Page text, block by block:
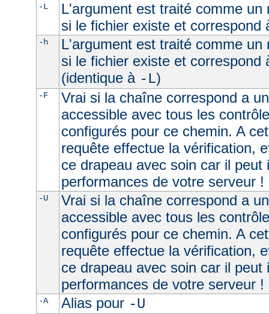
-L
L'argument est traité comme un
si le fichier existe et correspond
-h
L'argument est traité comme un
si le fichier existe et correspond
(identique à -L)
-F
Vrai si la chaîne correspond a
accessible avec tous les
configurés pour ce chemin. A
requête effectue la vérification,
ce drapeau avec soin car il peut
performances de votre serveur !
-U
Vrai si la chaîne correspond a
accessible avec tous les
configurés pour ce chemin. A
requête effectue la vérification,
ce drapeau avec soin car il peut
performances de votre serveur !
-A Alias pour -U